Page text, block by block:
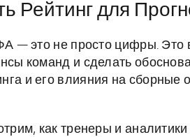
Рейтинг для
— это не просто цифры. Это
команд и сделать
и его влияния на сборные
как тренеры и аналитики